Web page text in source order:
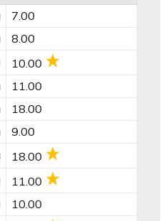
7.00
8.00
10.00
11.00
18.00
9.00
18.00
11.00
10.00